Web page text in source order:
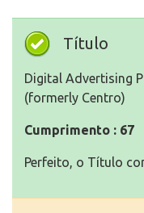
Título
Digital Advertising
(formerly Centro)
Cumprimento : 67
Perfeito, o Título